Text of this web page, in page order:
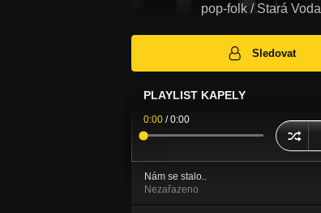
pop-folk / Stará Voda
Sledovat
PLAYLIST KAPELY
0:00 /0:00
Nám se stalo..
Nezařazeno